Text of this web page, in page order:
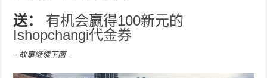
送：
有机会赢得100新元的
Ishopchangi代金券
– 故事继续下面 –